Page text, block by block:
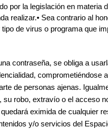
por la legislación en materia
realizar.• Sea contrario al
de virus o programa que
contraseña, se obliga a
comprometiéndose
de personas ajenas.
robo, extravío o el acceso
eximida de cualquier
y/o servicios del